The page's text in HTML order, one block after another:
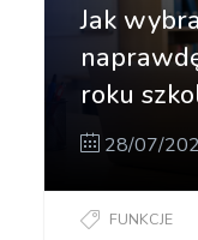
Jak
roku
28/07/
FUNKCJE